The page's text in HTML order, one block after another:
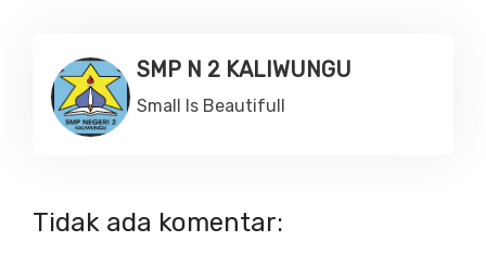
SMP N 2 KALIWUNGU
Small Is Beautifull
Tidak ada komentar: